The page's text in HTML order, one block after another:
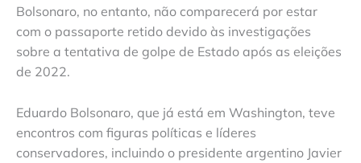
Bolsonaro, no entanto, não comparecerá por estar
com o passaporte retido devido às investigações
sobre a tentativa de golpe de Estado após as eleições
de 2022.
Eduardo Bolsonaro, que já está em Washington, teve
encontros com figuras políticas e líderes
conservadores, incluindo o presidente argentino Javier